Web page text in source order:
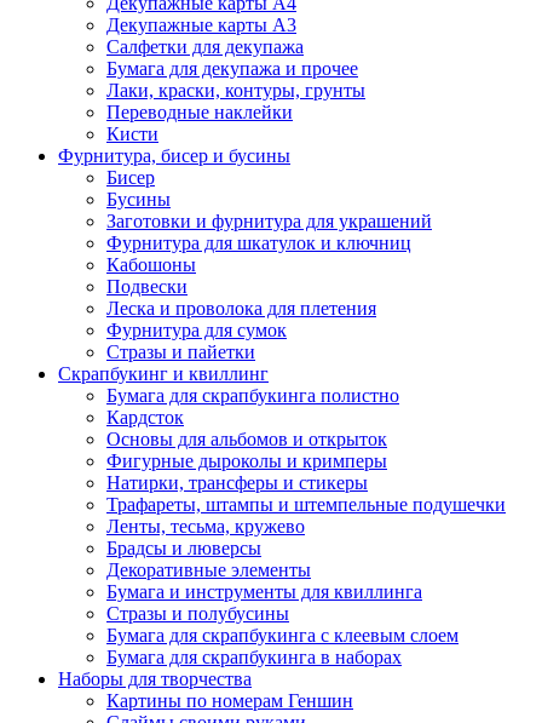
Декупажные карты А3
Салфетки для декупажа
Бумага для декупажа и прочее
Лаки, краски, контуры, грунты
Переводные наклейки
Кисти
Фурнитура, бисер и бусины
Бисер
Бусины
Заготовки и фурнитура для украшений
Фурнитура для шкатулок и ключниц
Кабошоны
Подвески
Леска и проволока для плетения
Фурнитура для сумок
Стразы и пайетки
Скрапбукинг и квиллинг
Бумага для скрапбукинга полистно
Кардсток
Основы для альбомов и открыток
Фигурные дыроколы и кримперы
Натирки, трансферы и стикеры
Трафареты, штампы и штемпельные подушечки
Ленты, тесьма, кружево
Брадсы и люверсы
Декоративные элементы
Бумага и инструменты для квиллинга
Стразы и полубусины
Бумага для скрапбукинга с клеевым слоем
Бумага для скрапбукинга в наборах
Наборы для творчества
Картины по номерам Геншин